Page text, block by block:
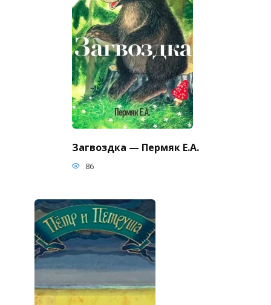
Загвоздка — Пермяк Е.А.
86